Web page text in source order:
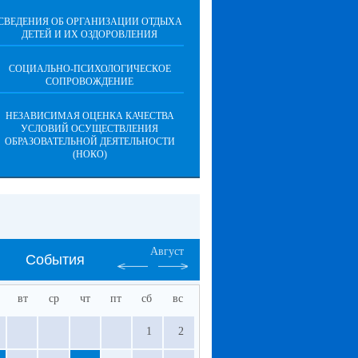
ОБ ОРГАНИЗАЦИИ ОТДЫХА
ДЕТЕЙ И ИХ ОЗДОРОВЛЕНИЯ
СОЦИАЛЬНО-ПСИХОЛОГИЧЕСКОЕ
СОПРОВОЖДЕНИЕ
НЕЗАВИСИМАЯ ОЦЕНКА КАЧЕСТВА
УСЛОВИЙ ОСУЩЕСТВЛЕНИЯ
ОБРАЗОВАТЕЛЬНОЙ ДЕЯТЕЛЬНОСТИ
(НОКО)
События
Август
вт ср чт пт сб вс
1 2